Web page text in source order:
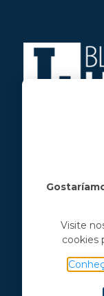
Jose
Formado
e tem pós-
e
MenuVisite
cookies